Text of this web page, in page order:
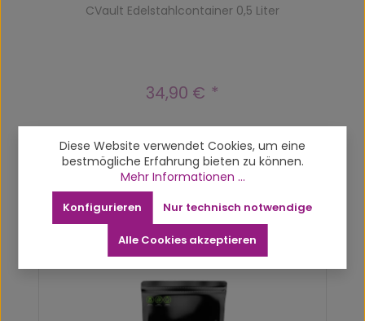
CVault Edelstahlcontainer 0,5 Liter
Regulärer Preis:
34,90 €
Produktgalerie überspringen
Related products
Diese Website verwendet Cookies, um eine
bestmögliche Erfahrung bieten zu können.
Mehr Informationen ...
Nur technisch notwendige
Konfigurieren
Alle Cookies akzeptieren